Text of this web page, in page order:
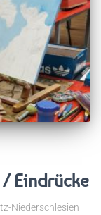
Eindrücke
Niederschlesien